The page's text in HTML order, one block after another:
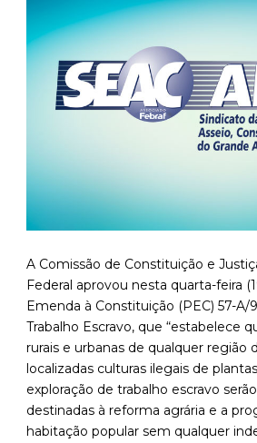
A Comissão de Constituição e
Federal aprovou nesta quarta-feira
Emenda à Constituição (PEC) 57-A/
Trabalho Escravo, que “estabelece
rurais e urbanas de qualquer região
localizadas culturas ilegais de
exploração de trabalho escravo
destinadas à reforma agrária e a
habitação popular sem qualquer